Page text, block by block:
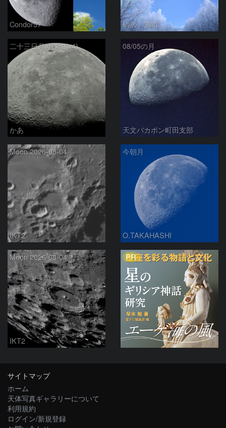
Condor57 駒沢 満晴
二十三日月(月齢21.4)
かあ
08/05の月
天文バカボン町田支部
Moon 2026-08-04
IKT2
今朝月
O.TAKAHASHI
Moon 2026-08-04
IKT2
PR
サイトマップ
ホーム
天体写真ギャラリーについて
利用規約
ログイン/新規登録